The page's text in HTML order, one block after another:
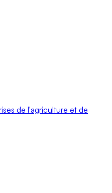
de l'agriculture et de